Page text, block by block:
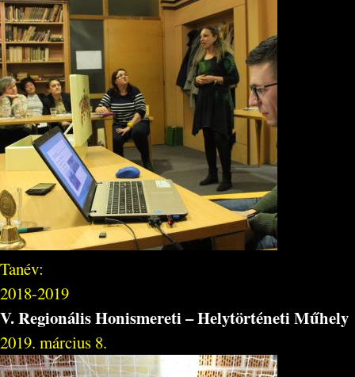
Tanév:
2018-2019
V. Regionális Honismereti – Helytörténeti Műhely
2019. március 8.